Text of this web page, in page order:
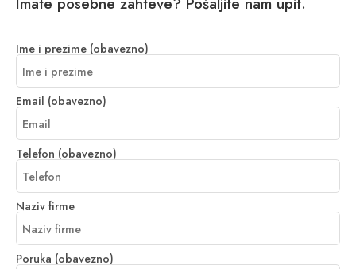
Ime i prezime (obavezno)
Email (obavezno)
Telefon (obavezno)
Naziv firme
Poruka (obavezno)